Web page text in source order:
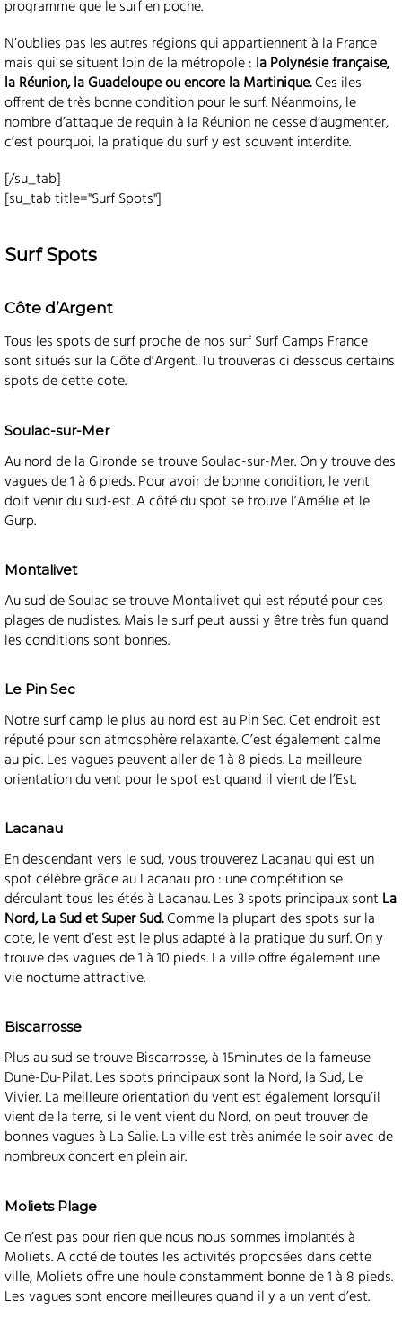
programme que le surf en poche.
N’oublies pas les autres régions qui appartiennent à la France
mais qui se situent loin de la métropole : la Polynésie française,
la Réunion, la Guadeloupe ou encore la Martinique.Ces iles
offrent de très bonne condition pour le surf. Néanmoins, le
nombre d’attaque de requin à la Réunion ne cesse d’augmenter,
c’est pourquoi, la pratique du surf y est souvent interdite.
[/su_tab]
[su_tab title="Surf Spots"]
Surf Spots
Côte d’Argent
Tous les spots de surf proche de nos surf Surf Camps France
sont situés sur la Côte d’Argent. Tu trouveras ci dessous certains
spots de cette cote.
Soulac-sur-Mer
Au nord de la Gironde se trouve Soulac-sur-Mer. On y trouve des
vagues de 1 à 6 pieds. Pour avoir de bonne condition, le vent
doit venir du sud-est. A côté du spot se trouve l’Amélie et le
Gurp.
Montalivet
Au sud de Soulac se trouve Montalivet qui est réputé pour ces
plages de nudistes. Mais le surf peut aussi y être très fun quand
les conditions sont bonnes.
Le Pin Sec
Notre surf camp le plus au nord est au Pin Sec. Cet endroit est
réputé pour son atmosphère relaxante. C’est également calme
au pic. Les vagues peuvent aller de 1 à 8 pieds. La meilleure
orientation du vent pour le spot est quand il vient de l’Est.
Lacanau
En descendant vers le sud, vous trouverez Lacanau qui est un
spot célèbre grâce au Lacanau pro : une compétition se
déroulant tous les étés à Lacanau. Les 3 spots principaux sont La
Nord, La Sud et Super Sud.Comme la plupart des spots sur la
cote, le vent d’est est le plus adapté à la pratique du surf. On y
trouve des vagues de 1 à 10 pieds. La ville offre également une
vie nocturne attractive.
Biscarrosse
Plus au sud se trouve Biscarrosse, à 15minutes de la fameuse
Dune-Du-Pilat. Les spots principaux sont la Nord, la Sud, Le
Vivier. La meilleure orientation du vent est également lorsqu’il
vient de la terre, si le vent vient du Nord, on peut trouver de
bonnes vagues à La Salie. La ville est très animée le soir avec de
nombreux concert en plein air.
Moliets Plage
Ce n’est pas pour rien que nous nous sommes implantés à
Moliets. A coté de toutes les activités proposées dans cette
ville, Moliets offre une houle constamment bonne de 1 à 8 pieds.
Les vagues sont encore meilleures quand il y a un vent d’est.